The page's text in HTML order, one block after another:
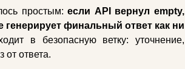
простым:если API вернул empty,
генерирует финальный ответ как ни
в безопасную ветку: уточнение,
от ответа.